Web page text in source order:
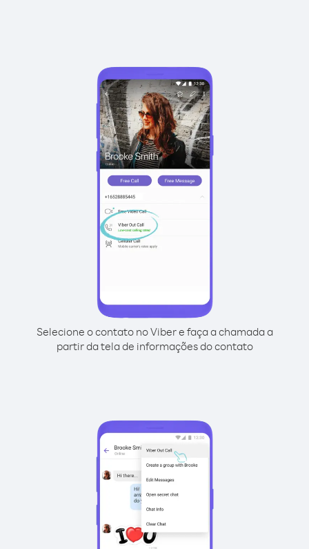
Selecione o contato no Viber e faça a chamada a
partir da tela de informações do contato